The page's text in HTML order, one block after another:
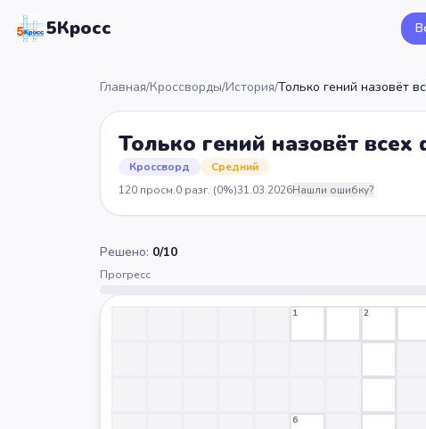
5Кросс
Главная/Кроссворды/История/Только гений назовёт
Только гений назовёт
Кроссворд Средний
120 просм.0 разг. (0%)31.03.2026Нашли ошибку?
Решено: 0/10
Прогресс
1 2
6